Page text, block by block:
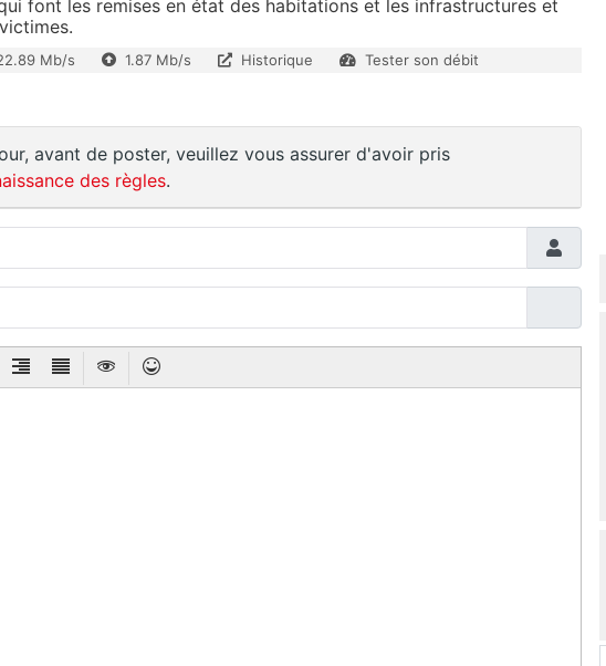
font les remises en état des habitations et les infrastructures et
Mb/s 1.87 Mb/s Historique Tester son débit
avant de poster, veuillez vous assurer d'avoir pris
des règles.